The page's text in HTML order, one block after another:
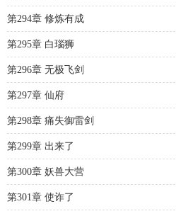
第294章 修炼有成
第295章 白瑙狮
第296章 无极飞剑
第297章 仙府
第298章 痛失御雷剑
第299章 出来了
第300章 妖兽大营
第301章 使诈了